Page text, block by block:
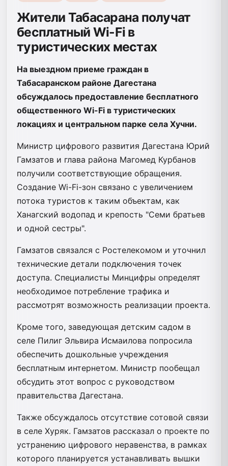
Жители Табасарана получат
бесплатный Wi-Fi в
туристических местах
На выездном приеме граждан в
Табасаранском районе Дагестана
обсуждалось предоставление бесплатного
общественного Wi-Fi в туристических
локациях и центральном парке села Хучни.
Министр цифрового развития Дагестана Юрий
Гамзатов и глава района Магомед Курбанов
получили соответствующие обращения.
Создание Wi-Fi-зон связано с увеличением
потока туристов к таким объектам, как
Ханагский водопад и крепость "Семи братьев
и одной сестры".
Гамзатов связался с Ростелекомом и уточнил
технические детали подключения точек
доступа. Специалисты Минцифры определят
необходимое потребление трафика и
рассмотрят возможность реализации проекта.
Кроме того, заведующая детским садом в
селе Пилиг Эльвира Исмаилова попросила
обеспечить дошкольные учреждения
бесплатным интернетом. Министр пообещал
обсудить этот вопрос с руководством
правительства Дагестана.
Также обсуждалось отсутствие сотовой связи
в селе Хуряк. Гамзатов рассказал о проекте по
устранению цифрового неравенства, в рамках
которого планируется устанавливать вышки